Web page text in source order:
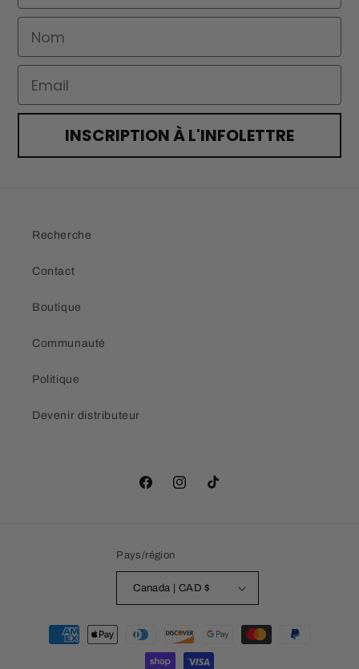
Nom
Email
INSCRIPTION À L'INFOLETTRE
Recherche
Contact
Boutique
Communauté
Politique
Devenir distributeur
FacebookInstagramTikTok
Pays/région
Canada | CAD $
Moyens